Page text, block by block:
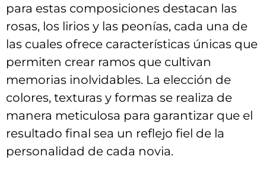
para ⁤estas ‍composiciones destacan⁤ las
rosas,‌ los lirios y​ las peonías, cada una de
las cuales ofrece características únicas que
permiten crear ramos que ⁣cultivan
memorias inolvidables. La elección de
colores,​ texturas y formas se ⁣realiza de
manera meticulosa para garantizar⁣ que el‍
resultado final ⁢sea un reflejo‌ fiel de la ​
personalidad de cada⁤ novia.